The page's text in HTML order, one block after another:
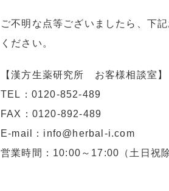
ご不明な点等ございましたら、下
ください。
【漢方生薬研究所 お客様相談室】
TEL：0120-852-489
FAX：0120-892-489
E-mail：info@herbal-i.com
営業時間：10:00～17:00（土日